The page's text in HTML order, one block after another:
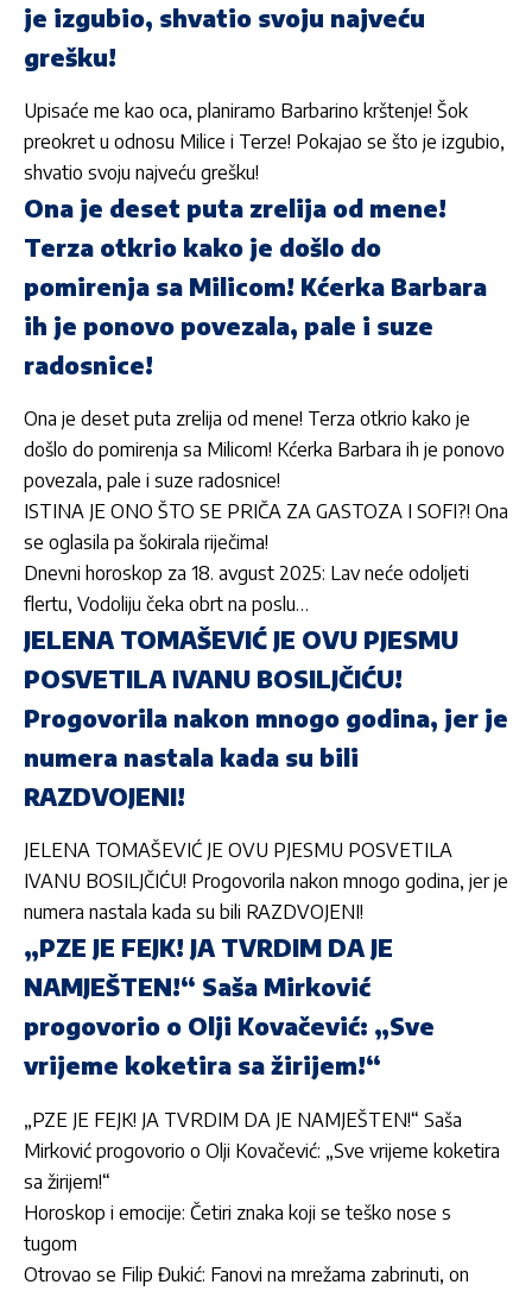
je izgubio, shvatio svoju najveću
grešku!
Upisaće me kao oca, planiramo Barbarino krštenje! Šok
preokret u odnosu Milice i Terze! Pokajao se što je izgubio,
shvatio svoju najveću grešku!
Ona je deset puta zrelija od mene!
Terza otkrio kako je došlo do
pomirenja sa Milicom! Kćerka Barbara
ih je ponovo povezala, pale i suze
radosnice!
Ona je deset puta zrelija od mene! Terza otkrio kako je
došlo do pomirenja sa Milicom! Kćerka Barbara ih je ponovo
povezala, pale i suze radosnice!
ISTINA JE ONO ŠTO SE PRIČA ZA GASTOZA I SOFI?! Ona
se oglasila pa šokirala riječima!
Dnevni horoskop za 18. avgust 2025: Lav neće odoljeti
flertu, Vodoliju čeka obrt na poslu…
JELENA TOMAŠEVIĆ JE OVU PJESMU
POSVETILA IVANU BOSILJČIĆU!
Progovorila nakon mnogo godina, jer je
numera nastala kada su bili
RAZDVOJENI!
JELENA TOMAŠEVIĆ JE OVU PJESMU POSVETILA
IVANU BOSILJČIĆU! Progovorila nakon mnogo godina, jer je
numera nastala kada su bili RAZDVOJENI!
„PZE JE FEJK! JA TVRDIM DA JE
NAMJEŠTEN!“ Saša Mirković
progovorio o Olji Kovačević: „Sve
vrijeme koketira sa žirijem!“
„PZE JE FEJK! JA TVRDIM DA JE NAMJEŠTEN!“ Saša
Mirković progovorio o Olji Kovačević: „Sve vrijeme koketira
sa žirijem!“
Horoskop i emocije: Četiri znaka koji se teško nose s
tugom
Otrovao se Filip Đukić: Fanovi na mrežama zabrinuti, on